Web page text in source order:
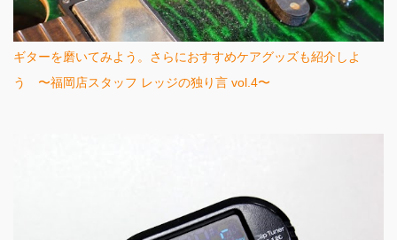
ギターを磨いてみよう。さらにおすすめケアグッズも紹介しよ
う 〜福岡店スタッフ レッジの独り言 vol.4〜